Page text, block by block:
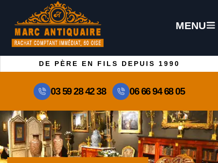
MENU
DE PÈRE EN FILS DEPUIS 1990
03 59 28 42 38 06 66 94 68 05